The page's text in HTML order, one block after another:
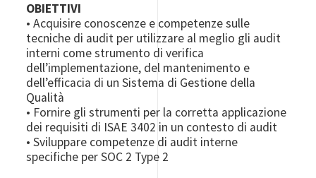
OBIETTIVI
• Acquisire conoscenze e competenze sulle
tecniche di audit per utilizzare al meglio gli audit
interni come strumento di verifica
dell’implementazione, del mantenimento e
dell’efficacia di un Sistema di Gestione della
Qualità
• Fornire gli strumenti per la corretta applicazione
dei requisiti di ISAE 3402 in un contesto di audit
• Sviluppare competenze di audit interne
specifiche per SOC 2 Type 2